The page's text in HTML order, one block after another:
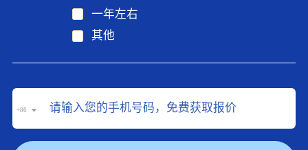
一年左右
其他
+86